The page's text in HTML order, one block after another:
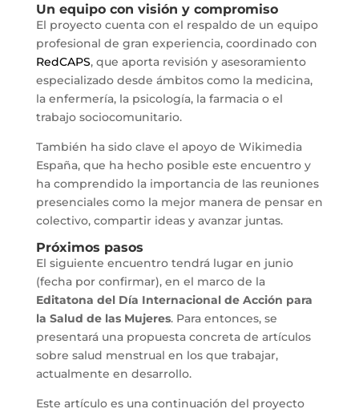
Un equipo con visión y compromiso
El proyecto cuenta con el respaldo de un equipo
profesional de gran experiencia, coordinado con
RedCAPS, que aporta revisión y asesoramiento
especializado desde ámbitos como la medicina,
la enfermería, la psicología, la farmacia o el
trabajo sociocomunitario.
También ha sido clave el apoyo de Wikimedia
España, que ha hecho posible este encuentro y
ha comprendido la importancia de las reuniones
presenciales como la mejor manera de pensar en
colectivo, compartir ideas y avanzar juntas.
Próximos pasos
El siguiente encuentro tendrá lugar en junio
(fecha por confirmar), en el marco de la
Editatona del Día Internacional de Acción para
la Salud de las Mujeres. Para entonces, se
presentará una propuesta concreta de artículos
sobre salud menstrual en los que trabajar,
actualmente en desarrollo.
Este artículo es una continuación del proyecto